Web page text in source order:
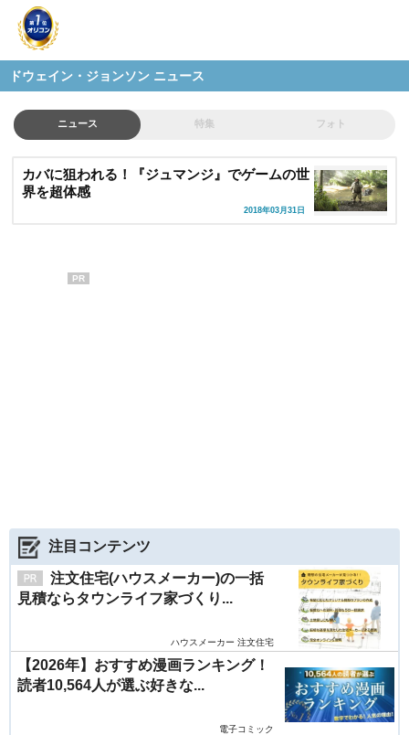
ドウェイン・ジョンソン ニュース
ニュース 特集 フォト
カバに狙われる！『ジュマンジ』でゲームの世
界を超体感
2018年03月31日
PR
注目コンテンツ
注文住宅(ハウスメーカー)の一括
見積ならタウンライフ家づくり...
ハウスメーカー 注文住宅
【2026年】おすすめ漫画ランキング！
読者10,564人が選ぶ好きな...
電子コミック